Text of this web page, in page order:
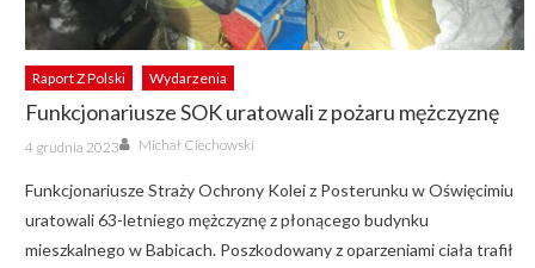
Raport Z Polski Wydarzenia
Funkcjonariusze SOK uratowali z pożaru mężczyznę
Posted
on
4 grudnia 2023 Author
Michał Ciechowski
Funkcjonariusze Straży Ochrony Kolei z Posterunku w Oświęcimiu
uratowali 63-letniego mężczyznę z płonącego budynku
mieszkalnego w Babicach. Poszkodowany z oparzeniami ciała trafił